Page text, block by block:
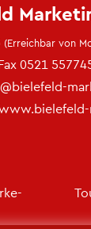
(Er­reich­bar von
0521